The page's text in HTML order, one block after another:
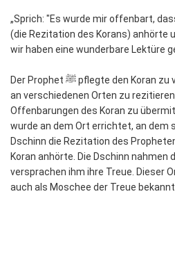
„Sprich: "Es wurde mir offenbart,
(die Rezitation des Korans) anhörte
wir haben eine wunderbare Lektüre
Der Prophet ﷺ pflegte den Koran zu verschiedenen Zeiten und
an verschiedenen Orten zu
Offenbarungen des Koran zu
wurde an dem Ort errichtet, an dem
Dschinn die Rezitation des
Koran anhörte. Die Dschinn nahmen
versprachen ihm ihre Treue. Dieser
auch als Moschee der Treue bekannt.